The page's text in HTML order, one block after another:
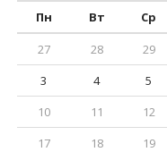
Пн
Вт Ср
27
28 29
3
4 5
10
11 12
17
18 19